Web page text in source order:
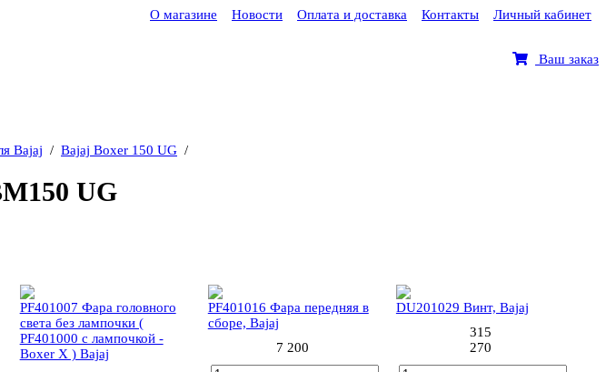
О магазине Новости Оплата и доставка Контакты Личный кабинет
Ваш заказ
Bajaj / Bajaj Boxer 150 UG /
UG
PF401007 Фара головного
света без лампочки (
PF401000 с лампочкой -
Boxer X ) Bajaj
PF401016 Фара передняя в
сборе, Bajaj
7 200
DU201029 Винт, Bajaj
315
270